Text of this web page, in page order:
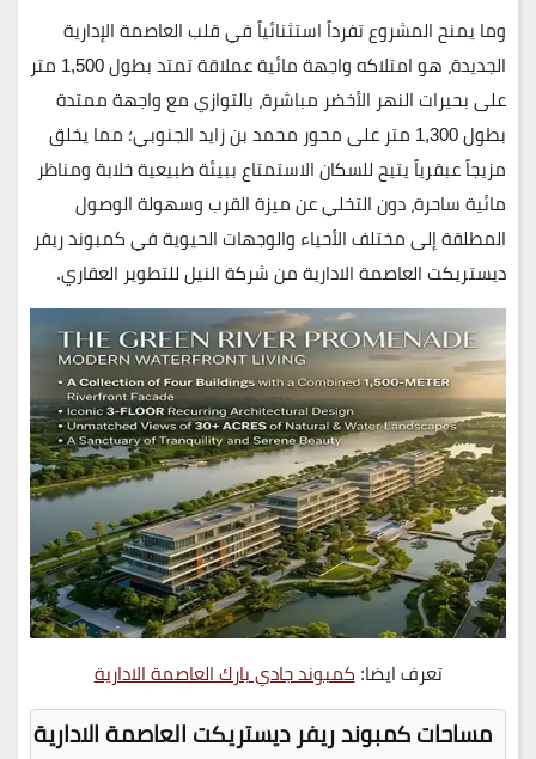
وما يمنح المشروع تفرداً استثنائياً في قلب العاصمة الإدارية
الجديدة، هو امتلاكه
واجهة مائية عملاقة تمتد بطول 1,500 متر
على بحيرات النهر الأخضر مباشرة، بالتوازي معواجهة ممتدة
بطول 1,300 متر على محور محمد بن زايد الجنوبي
؛ مما يخلق
مزيجاً عبقرياً يتيح للسكان الاستمتاع ببيئة طبيعية خلابة ومناظر
مائية ساحرة، دون التخلي عن ميزة القرب وسهولة الوصول
المطلقة إلى مختلف الأحياء والوجهات الحيوية في كمبوند ريفر
ديستريكت العاصمة الادارية من شركة النيل للتطوير العقاري.
تعرف ايضا:كمبوند جادي بارك العاصمة الادارية
مساحات كمبوند ريفر ديستريكت العاصمة الادارية